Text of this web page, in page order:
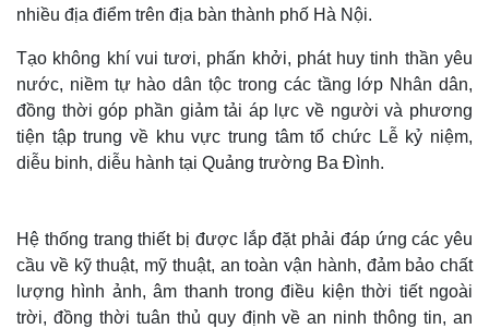
nhiều địa điểm trên địa bàn thành phố Hà Nội.
Tạo không khí vui tươi, phấn khởi, phát huy tinh thần yêu
nước, niềm tự hào dân tộc trong các tầng lớp Nhân dân,
đồng thời góp phần giảm tải áp lực về người và phương
tiện tập trung về khu vực trung tâm tổ chức Lễ kỷ niệm,
diễu binh, diễu hành tại Quảng trường Ba Đình.
Hệ thống trang thiết bị được lắp đặt phải đáp ứng các yêu
cầu về kỹ thuật, mỹ thuật, an toàn vận hành, đảm bảo chất
lượng hình ảnh, âm thanh trong điều kiện thời tiết ngoài
trời, đồng thời tuân thủ quy định về an ninh thông tin, an